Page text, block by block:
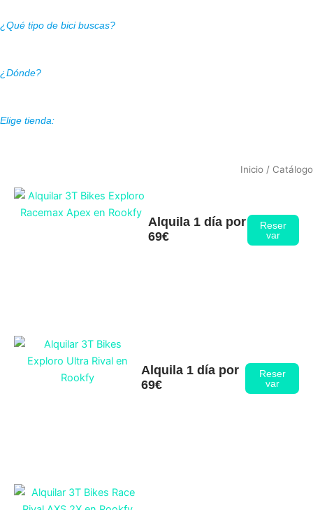
¿Qué tipo de bici buscas?
¿Dónde?
Elige tienda:
Inicio / Catálogo
Alquila 1 día por
69€
Reser
var
Alquila 1 día por
69€
Reser
var